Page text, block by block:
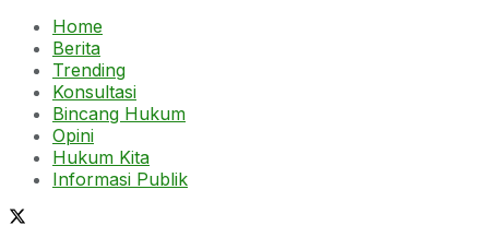
Home
Berita
Trending
Konsultasi
Bincang Hukum
Opini
Hukum Kita
Informasi Publik